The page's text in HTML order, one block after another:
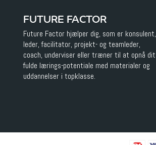
FUTURE FACTOR
Future Factor hjælper dig, som er konsulent,
leder, facilitator, projekt- og teamleder,
coach, underviser eller træner til at opnå dit
fulde lærings-potentiale med materialer og
uddannelser i topklasse.